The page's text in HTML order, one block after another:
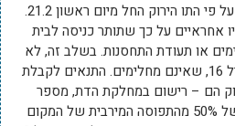
בעיר ישובו לפעול על פי התו הירוק החל מיום ראשון 21.2.
אחראיים על כך שתותר כניסה לבית
או תעודת התחסנות. בשלב זה, לא
תותר כניסה לילדים מתחת לגיל 16, שאינם מחלימים. התנאים לקבלת
הם – רישום במחלקת הדת, מספר
האנשים לא יעלה על תפוסה של 50% מהתפוסה המירבית של המקום